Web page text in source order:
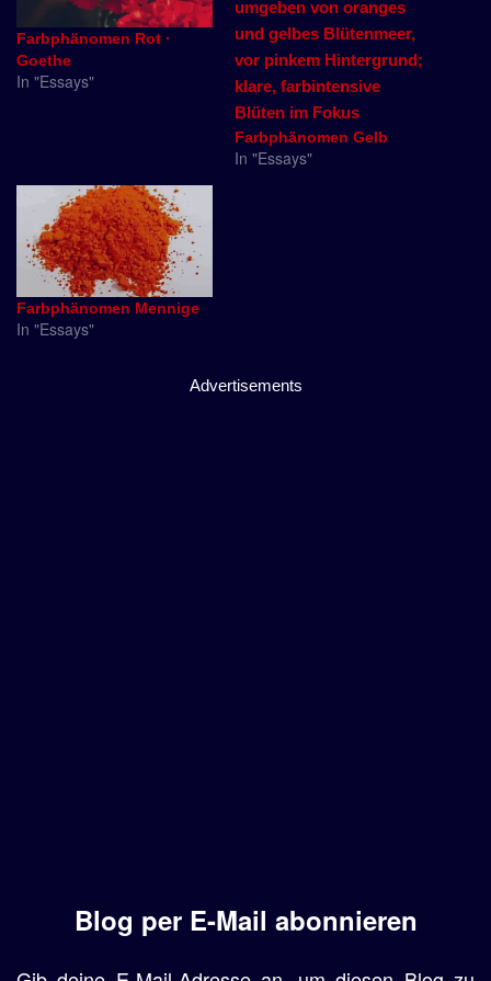
Farbphänomen Rot ·
Goethe
In "Essays"
Farbphänomen Gelb
In "Essays"
Farbphänomen Mennige
In "Essays"
Advertisements
Blog per E-Mail abonnieren